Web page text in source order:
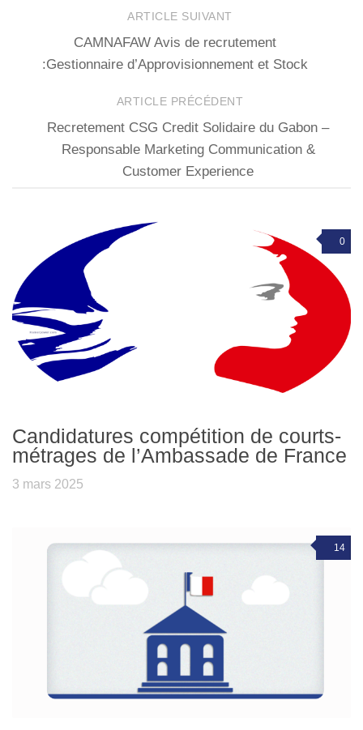
ARTICLE SUIVANT
CAMNAFAW Avis de recrutement
:Gestionnaire d’Approvisionnement et Stock
ARTICLE PRÉCÉDENT
Recretement CSG Credit Solidaire du Gabon –
Responsable Marketing Communication &
Customer Experience
0
Candidatures compétition de courts-
métrages de l’Ambassade de France
3 mars 2025
14